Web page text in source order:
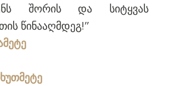
შორის და სიტყვას
წინააღმდეგ!”